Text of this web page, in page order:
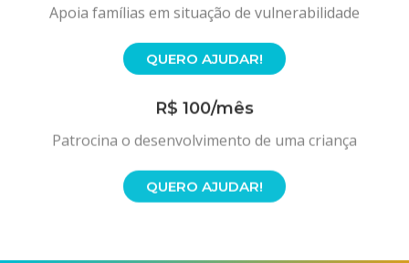
Apoia famílias em situação de vulnerabilidade
QUERO AJUDAR!
R$ 100/mês
Patrocina o desenvolvimento de uma criança
QUERO AJUDAR!